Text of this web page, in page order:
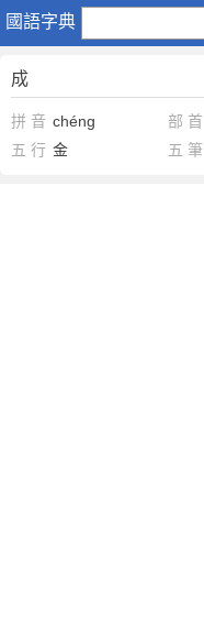
國語字典
成
成
拼 音 chéng 部 首
五 行 金 五 筆